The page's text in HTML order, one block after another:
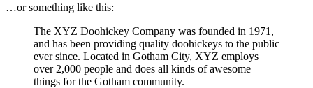
…or something like this:
The XYZ Doohickey Company was founded in 1971,
and has been providing quality doohickeys to the public
ever since. Located in Gotham City, XYZ employs
over 2,000 people and does all kinds of awesome
things for the Gotham community.